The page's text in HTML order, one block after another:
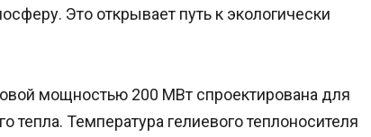
Это открывает путь к экологически
мощностью 200 МВт спроектирована для
тепла. Температура гелиевого теплоносителя